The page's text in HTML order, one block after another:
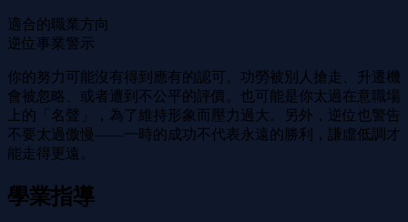
適合的職業方向
逆位事業警示
你的努力可能沒有得到應有的認可。功勞被別人搶走、升遷機
會被忽略、或者遭到不公平的評價。也可能是你太過在意職場
上的「名聲」，為了維持形象而壓力過大。另外，逆位也警告
不要太過傲慢——一時的成功不代表永遠的勝利，謙虛低調才
能走得更遠。
學業指導